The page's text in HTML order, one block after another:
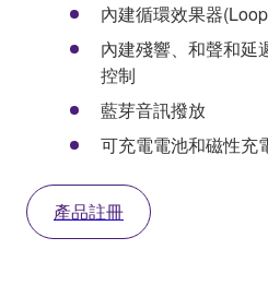
內建循環效果器
內建殘響、和聲和延
控制
藍芽音訊撥放
可充電電池和磁性充
產品註冊